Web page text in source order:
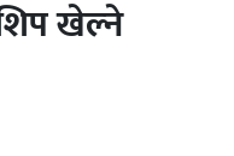
खेल्ने